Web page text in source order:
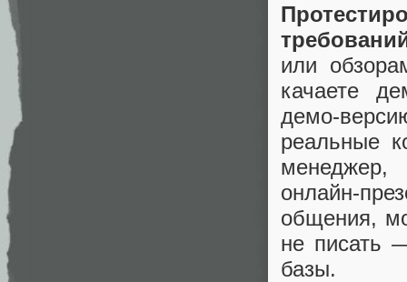
или
качаете
демо-
реальные
менеджер,
онлайн-
общения,
не писать
базы.